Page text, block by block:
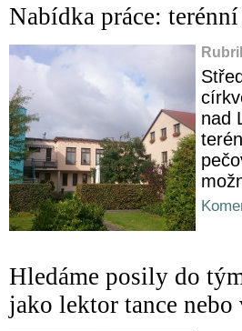
Nabídka práce:
nad
Hledáme posily do
jako lektor tance